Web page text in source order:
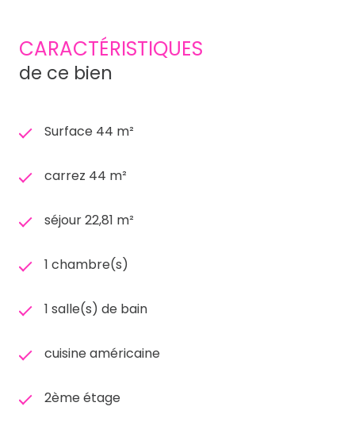
CARACTÉRISTIQUES
de ce bien
Surface 44 m²
carrez 44 m²
séjour 22,81 m²
1 chambre(s)
1 salle(s) de bain
cuisine américaine
2ème étage